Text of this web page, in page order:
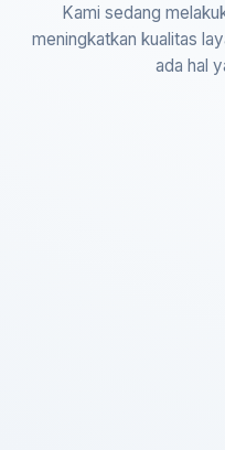
Kami sedang
meningkatkan kualitas
ada hal